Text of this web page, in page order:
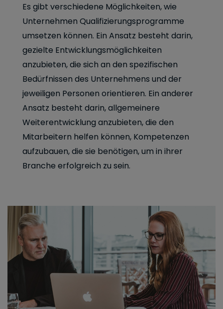
Es gibt verschiedene Möglichkeiten, wie
Unternehmen Qualifizierungsprogramme
umsetzen können. Ein Ansatz besteht darin,
gezielte Entwicklungsmöglichkeiten
anzubieten, die sich an den spezifischen
Bedürfnissen des Unternehmens und der
jeweiligen Personen orientieren. Ein anderer
Ansatz besteht darin, allgemeinere
Weiterentwicklung anzubieten, die den
Mitarbeitern helfen können, Kompetenzen
aufzubauen, die sie benötigen, um in ihrer
Branche erfolgreich zu sein.